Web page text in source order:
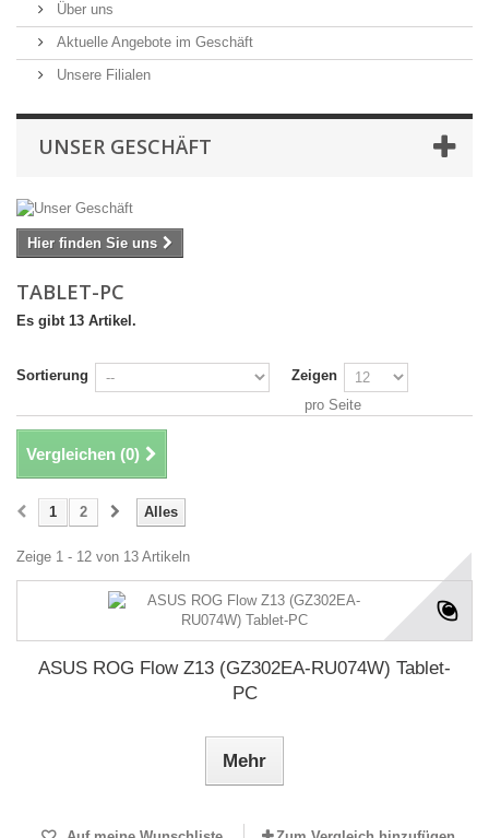
Über uns
Aktuelle Angebote im Geschäft
Unsere Filialen
UNSER GESCHÄFT
Hier finden Sie uns
TABLET-PC
Es gibt 13 Artikel.
Sortierung
Zeigen
pro Seite
Vergleichen (0)
Alles
1 2
Zeige 1 - 12 von 13 Artikeln
ASUS ROG Flow Z13 (GZ302EA-RU074W) Tablet-
PC
Mehr